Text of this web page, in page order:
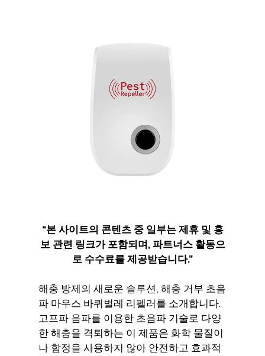
“본 사이트의 콘텐츠 중 일부는 제휴 및 홍
보 관련 링크가 포함되며, 파트너스 활동으
로 수수료를 제공받습니다.”
해충 방제의 새로운 솔루션, 해충 거부 초음
파 마우스 바퀴벌레 리펠러를 소개합니다.
고프파 음파를 이용한 초음파 기술로 다양
한 해충을 격퇴하는 이 제품은 화학 물질이
나 함정을 사용하지 않아 안전하고 효과적